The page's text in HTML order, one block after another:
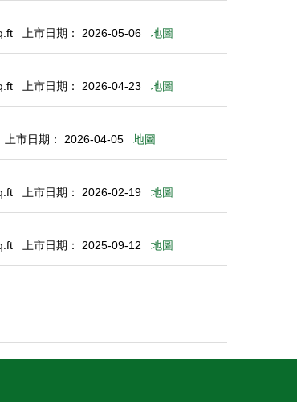
上市日期： 2026-05-06 地圖
上市日期： 2026-04-23 地圖
上市日期： 2026-04-05 地圖
上市日期： 2026-02-19 地圖
上市日期： 2025-09-12 地圖